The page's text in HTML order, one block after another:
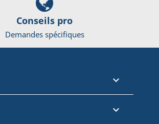
Conseils pro
Demandes spécifiques

